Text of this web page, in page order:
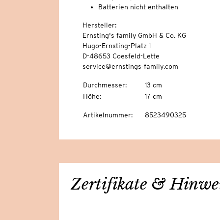
Batterien nicht enthalten
Hersteller:
Ernsting's family GmbH & Co. KG
Hugo-Ernsting-Platz 1
D-48653 Coesfeld-Lette
service@ernstings-family.com
Durchmesser:
13 cm
Höhe: 17 cm
Artikelnummer: 8523490325
Zertifikate &